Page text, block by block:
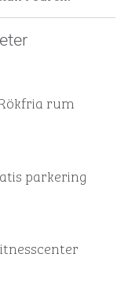
rum
parkering